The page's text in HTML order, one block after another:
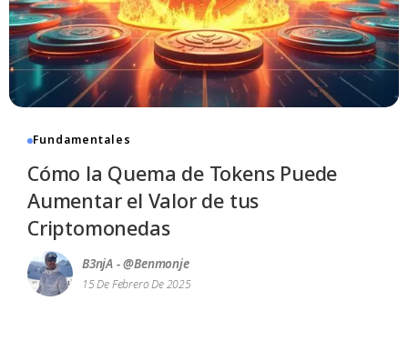
Fundamentales
Cómo la Quema de Tokens Puede
Aumentar el Valor de tus
Criptomonedas
B3njA - @benmonje
15 De Febrero De 2025